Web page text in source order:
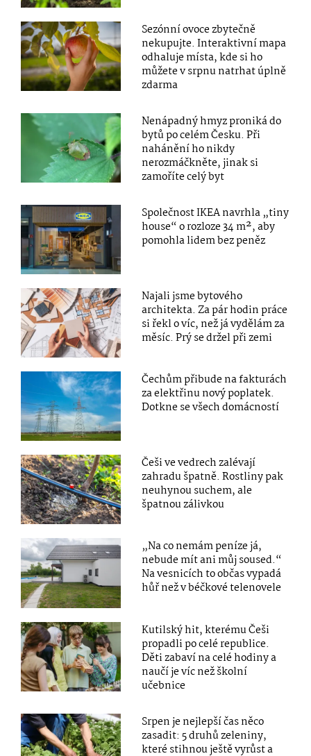
Sezónní ovoce zbytečně
nekupujte. Interaktivní mapa
odhaluje místa, kde si ho
můžete v srpnu natrhat úplně
zdarma
Nenápadný hmyz proniká do
bytů po celém Česku. Při
nahánění ho nikdy
nerozmáčkněte, jinak si
zamoříte celý byt
Společnost IKEA navrhla „tiny
house“ o rozloze 34 m², aby
pomohla lidem bez peněz
Najali jsme bytového
architekta. Za pár hodin práce
si řekl o víc, než já vydělám za
měsíc. Prý se držel při zemi
Čechům přibude na fakturách
za elektřinu nový poplatek.
Dotkne se všech domácností
Češi ve vedrech zalévají
zahradu špatně. Rostliny pak
neuhynou suchem, ale
špatnou zálivkou
„Na co nemám peníze já,
nebude mít ani můj soused.“
Na vesnicích to občas vypadá
hůř než v béčkové telenovele
Kutilský hit, kterému Češi
propadli po celé republice.
Děti zabaví na celé hodiny a
naučí je víc než školní
učebnice
Srpen je nejlepší čas něco
zasadit: 5 druhů zeleniny,
které stihnou ještě vyrůst a